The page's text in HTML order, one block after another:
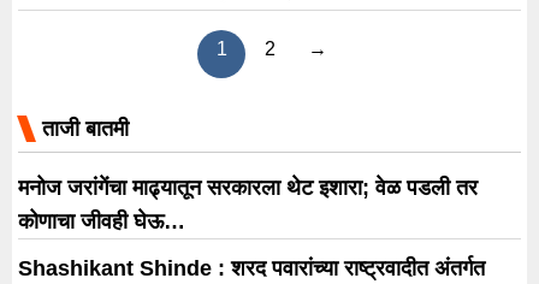
खळबळजनक गौप्यस्फोट केला आहे.
1 2 →
ताजी बातमी
मनोज जरांगेंचा माढ्यातून सरकारला थेट इशारा; वेळ पडली तर
कोणाचा जीवही घेऊ…
Shashikant Shinde : शरद पवारांच्या राष्ट्रवादीत अंतर्गत